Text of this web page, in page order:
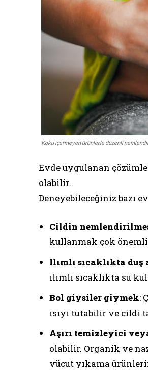
Koku içermeyen ürünlerle düzenli
Evde uygulanan
olabilir.
Deneyebileceğiniz bazı
Cildin
kullanmak çok
Ilımlı sıcaklıkta
ılımlı sıcaklıkta su
Bol giysiler giymek:
ısıyı tutabilir ve cildi
Aşırı temizleyici
olabilir. Organik ve
vücut yıkama